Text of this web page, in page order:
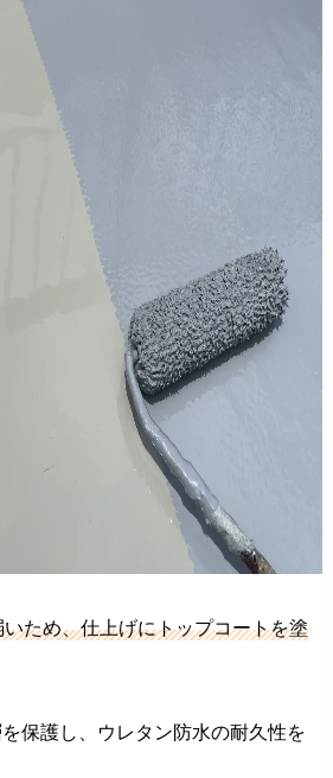
ため、仕上げにトップコートを塗
保護し、ウレタン防水の耐久性を